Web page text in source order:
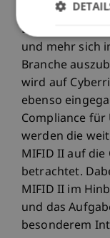
Die
Data-Analysen
und mehr sich
Branche
wird auf
ebenso
Compliance
werden die
MIFID II auf
betrachtet.
MIFID II im
und das
besonderem